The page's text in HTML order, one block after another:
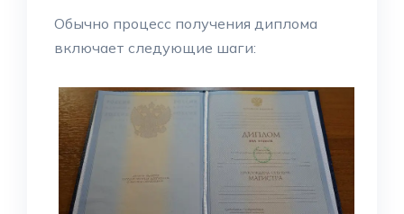
Обычно процесс получения диплома
включает следующие шаги: